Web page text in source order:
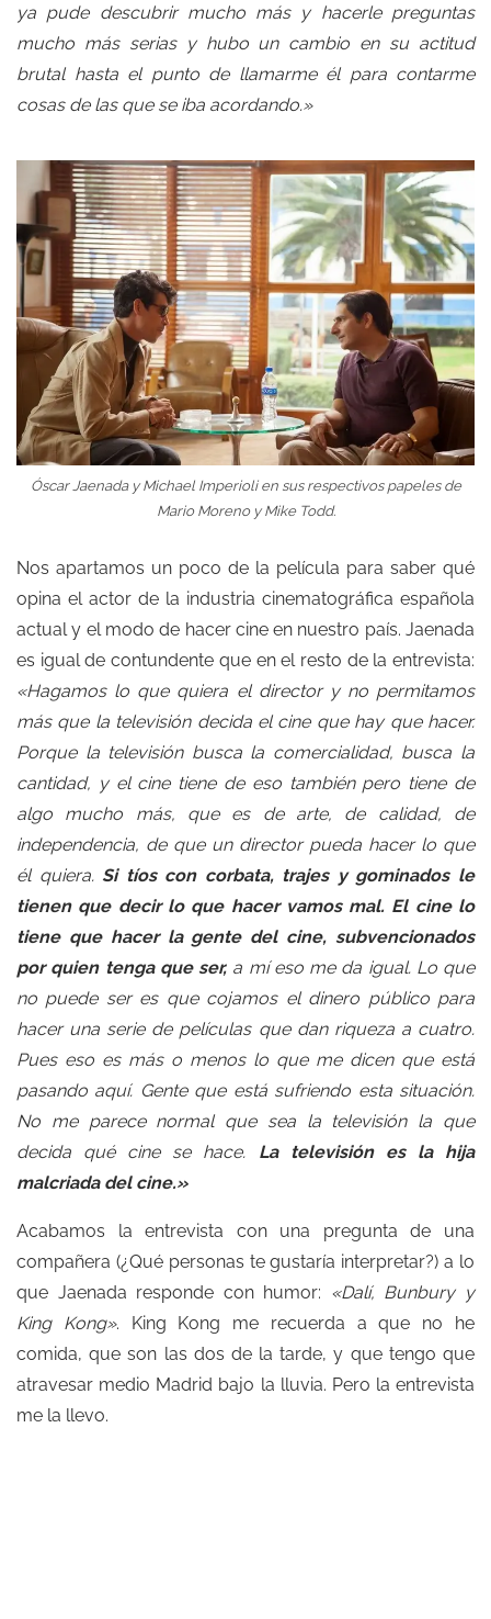
ya pude descubrir mucho más y hacerle preguntas
mucho más serias y hubo un cambio en su actitud
brutal hasta el punto de llamarme él para contarme
cosas de las que se iba acordando.»
Óscar Jaenada y Michael Imperioli en sus respectivos papeles de
Mario Moreno y Mike Todd.
Nos apartamos un poco de la película para saber qué
opina el actor de la industria cinematográfica española
actual y el modo de hacer cine en nuestro país. Jaenada
es igual de contundente que en el resto de la entrevista:
«Hagamos lo que quiera el director y no permitamos
más que la televisión decida el cine que hay que hacer.
Porque la televisión busca la comercialidad, busca la
cantidad, y el cine tiene de eso también pero tiene de
algo mucho más, que es de arte, de calidad, de
independencia, de que un director pueda hacer lo que
él quiera. Si tíos con corbata, trajes y gominados le
tienen que decir lo que hacer vamos mal. El cine lo
tiene que hacer la gente del cine, subvencionados
por quien tenga que ser, a mí eso me da igual. Lo que
no puede ser es que cojamos el dinero público para
hacer una serie de películas que dan riqueza a cuatro.
Pues eso es más o menos lo que me dicen que está
pasando aquí. Gente que está sufriendo esta situación.
No me parece normal que sea la televisión la que
decida qué cine se hace. La televisión es la hija
malcriada del cine.»
Acabamos la entrevista con una pregunta de una
compañera (¿Qué personas te gustaría interpretar?) a lo
que Jaenada responde con humor: «Dalí, Bunbury y
King Kong». King Kong me recuerda a que no he
comida, que son las dos de la tarde, y que tengo que
atravesar medio Madrid bajo la lluvia. Pero la entrevista
me la llevo.